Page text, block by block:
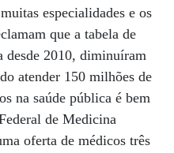
especialidades e os
que a tabela de
desde 2010, diminuíram
atender 150 milhões de
na saúde pública é bem
de Medicina
oferta de médicos três